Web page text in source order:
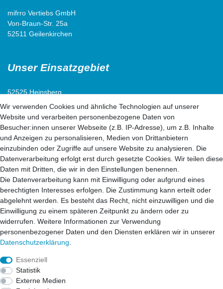
mifrro Vertiebs GmbH
Von-Braun-Str. 25a
52511 Geilenkirchen
Unser Einsatzgebiet
52525 Heinsberg
52538 Selfkant
52511 Geilenkirchen
52222 Stolberg
52428 Jülich
52499 Baesweiler
52477 Alsdorf
52531 Übach-Palenberg
52134 Herzogenrath
52070 Aachen
41812 Erkelenz
41849 Wassenberg
41844 Wegberg
41836 Hückelhoven
53902 Eschweiler
Wir verwenden Cookies und ähnliche Technologien auf unserer
Website und verarbeiten personenbezogene Daten von
Besucher:innen unserer Webseite (z.B. IP-Adresse), um z.B. Inhalte
und Anzeigen zu personalisieren, Medien von Drittanbietern
einzubinden oder Zugriffe auf unsere Website zu analysieren. Die
Datenverarbeitung erfolgt erst durch gesetzte Cookies. Wir teilen diese
Daten mit Dritten, die wir in den Einstellungen benennen.
Die Datenverarbeitung kann mit Einwilligung oder aufgrund eines
berechtigten Interesses erfolgen. Die Zustimmung kann erteilt oder
abgelehnt werden. Es besteht das Recht, nicht einzuwilligen und die
Einwilligung zu einem späteren Zeitpunkt zu ändern oder zu
widerrufen. Weitere Informationen zur Verwendung
personenbezogener Daten und den Diensten erklären wir in unserer
Daten­schutz­erklärung
Essenziell
Statistik
Externe Medien